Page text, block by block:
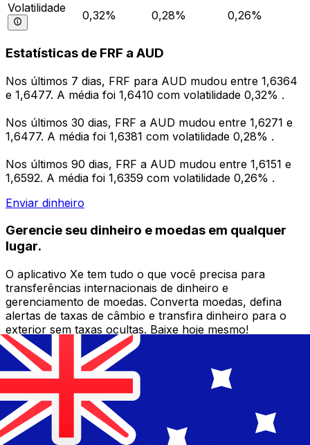
Volatilidade
0,32% 0,28% 0,26%
Estatísticas de FRF a AUD
Nos últimos 7 dias, FRF para AUD mudou entre 1,6364
e 1,6477. A média foi 1,6410 com volatilidade 0,32% .
Nos últimos 30 dias, FRF a AUD mudou entre 1,6271 e
1,6477. A média foi 1,6381 com volatilidade 0,28% .
Nos últimos 90 dias, FRF a AUD mudou entre 1,6151 e
1,6592. A média foi 1,6359 com volatilidade 0,26% .
Enviar dinheiro
Gerencie seu dinheiro e moedas em qualquer
lugar.
O aplicativo Xe tem tudo o que você precisa para
transferências internacionais de dinheiro e
gerenciamento de moedas. Converta moedas, defina
alertas de taxas de câmbio e transfira dinheiro para o
exterior sem taxas ocultas. Baixe hoje mesmo!